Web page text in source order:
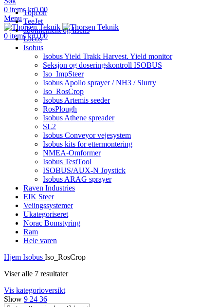
0 items kr0,00
Menu
0 items kr0,00
Topcon
TeeJet
abonnement og lisens
Lacos
Isobus
Isobus Yield Trakk Harvest. Yield monitor
Seksjon og doseringskontroll ISOBUS
Iso_ImpSteer
Isobus Apollo sprayer / NH3 / Slurry
Iso_RosCrop
Isobus Artemis seeder
RosPlough
Isobus Athene spreader
SL2
Isobus Conveyor vejesystem
Isobus kits for ettermontering
NMEA-Omformer
Isobus TestTool
ISOBUS/AUX-N Joystick
Isobus ARAG sprayer
Raven Industries
EIK Steer
Veiingssystemer
Ukategoriseret
Norac Bomstyring
Ram
Hele varen
Hjem Isobus Iso_RosCrop
Viser alle 7 resultater
Vis kategorioversikt
Show 9 24 36